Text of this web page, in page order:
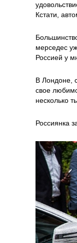
Кстати,
мерседес
Россией у
В Лондоне,
свое
несколько
Россиянка